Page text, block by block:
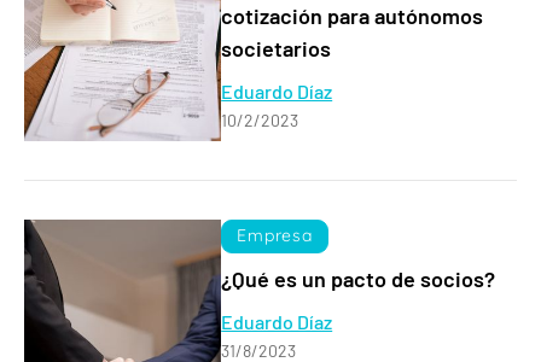
cotización para autónomos
societarios
Eduardo Díaz
10/2/2023
Empresa
¿Qué es un pacto de socios?
Eduardo Díaz
31/8/2023